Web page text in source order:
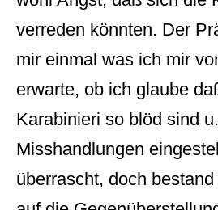
verreden könnten. Der
mir einmal was ich mir
erwarte, ob ich glaube
Karabinieri so blöd sind
Misshandlungen
überrascht, doch